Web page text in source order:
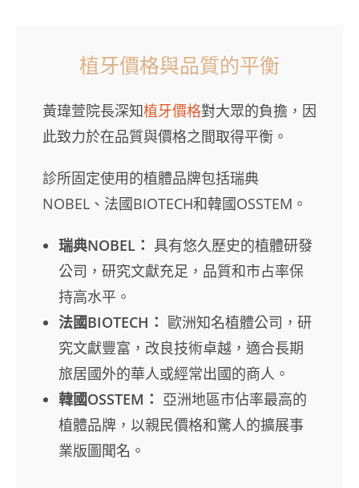
植牙價格與品質的平衡
黃瑋萱院長深知植牙價格對大眾的負擔，因
此致力於在品質與價格之間取得平衡。
診所固定使用的植體品牌包括瑞典
NOBEL、法國BIOTECH和韓國OSSTEM。
瑞典NOBEL： 具有悠久歷史的植體研發
公司，研究文獻充足，品質和市占率保
持高水平。
法國BIOTECH： 歐洲知名植體公司，研
究文獻豐富，改良技術卓越，適合長期
旅居國外的華人或經常出國的商人。
韓國OSSTEM： 亞洲地區市佔率最高的
植體品牌，以親民價格和驚人的擴展事
業版圖聞名。